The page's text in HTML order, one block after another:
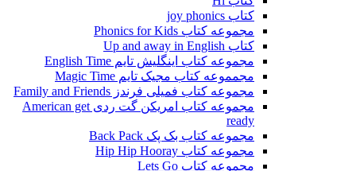
کتاب joy phonics
مجموعه کتاب Phonics for Kids
کتاب Up and away in English
مجموعه کتاب اینگلیش تایم English Time
مجمموعه کتاب مجیک تایم Magic Time
مجموعه کتاب فمیلی فرندز Family and Friends
مجموعه کتاب امریکن گت ردی American get
ready
مجموعه کتاب بک پک Back Pack
مجموعه کتاب Hip Hip Hooray
مجموعه کتاب Lets Go